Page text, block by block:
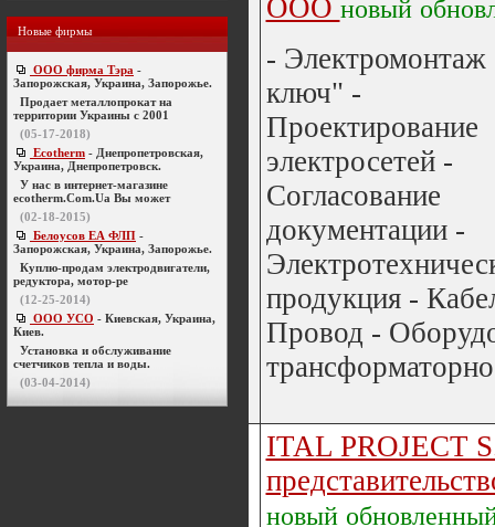
Новые фирмы
ООО фирма Тэра -
Запорожская, Украина, Запорожье.
Продает металлопрокат на
территории Украины с 2001
(05-17-2018)
Ecotherm - Днепропетровская,
Украина, Днепропетровск.
У нас в интернет-магазине
ecotherm.Com.Ua Вы может
(02-18-2015)
Белоусов ЕА ФЛП -
Запорожская, Украина, Запорожье.
Куплю-продам электродвигатели,
редуктора, мотор-ре
(12-25-2014)
ООО УСО - Киевская, Украина,
Киев.
Установка и обслуживание
счетчиков тепла и воды.
(03-04-2014)
ООО новый
- Электромонтаж
ключ" -
Проектирование
электросетей -
Согласование
документации -
продукция -
Провод -
ITAL PROJECT
новый